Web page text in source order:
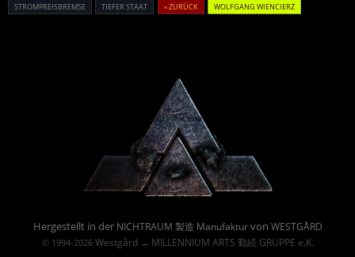
STROMPREISBREMSE
TIEFER STAAT « ZURÜCK WOLFGANG WIENCIERZ
Hergestellt in der NICHTRAUM 製造 Manufakturvon WESTGÅRD
© 1994-2026 Westgård→ MILLENNIUM ARTS 勤続 GRUPPE e.K.
Powered By :